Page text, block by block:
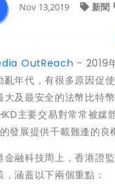
Nov 13,2019 新聞
OutReach - 2019
亂年代，有很多原因促
及最安全的法幣比特幣
主要交易對常常被媒
發展提供千載難逢的良
金融科技周上，香港證
涵蓋以下兩個重點：